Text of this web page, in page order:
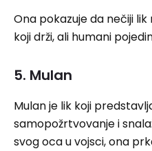
Ona pokazuje da nečiji
koji drži, ali humani
5. Mulan
Mulan je lik koji
samopožrtvovanje i
svog oca u vojsci, ona